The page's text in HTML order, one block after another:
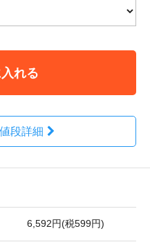
れる
段詳細
6,592円(税599円)